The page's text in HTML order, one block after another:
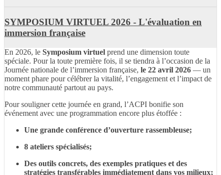
SYMPOSIUM VIRTUEL 2026 - L'évaluation en
immersion française
En 2026, le Symposium virtuel prend une dimension toute
spéciale. Pour la toute première fois, il se tiendra à l’occasion de la
Journée nationale de l’immersion française, le 22 avril 2026 — un
moment phare pour célébrer la vitalité, l’engagement et l’impact de
notre communauté partout au pays.
Pour souligner cette journée en grand, l’ACPI bonifie son
événement avec une programmation encore plus étoffée :
Une grande conférence d’ouverture rassembleuse;
8 ateliers spécialisés;
Des outils concrets, des exemples pratiques et des
stratégies transférables immédiatement dans vos milieux;